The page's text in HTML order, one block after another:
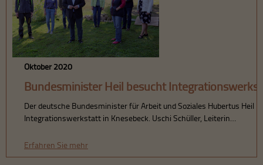
Oktober 2020
Bundesminister Heil besucht
Der deutsche Bundesminister für Arbeit und Soziales Hubertus Heil
Integrationswerkstatt in Knesebeck. Uschi Schüller, Leiterin…
Erfahren Sie mehr